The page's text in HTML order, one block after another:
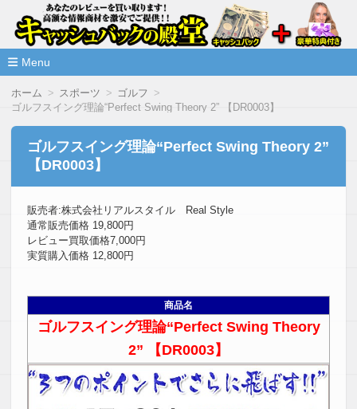
情報商材激安サイト・キャッシ
ュバックの殿堂
高額な情報商材をレビューを買い取ることで激安で購入できま
Menu
ホーム スポーツ
ゴルフ
ゴルフスイング理論“Perfect Swing Theory 2” 【DR0003】
ゴルフスイング理論“Perfect Swing Theory 2”
【DR0003】
販売者:株式会社リアルスタイル Real Style
通常販売価格 19,800円
レビュー買取価格7,000円
実質購入価格 12,800円
商品名
ゴルフスイング理論“Perfect Swing Theory
2” 【DR0003】